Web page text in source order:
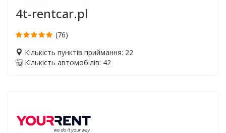
4t-rentcar.pl
(76)
Кількість пунктів приймання: 22
Кількість автомобілів: 42